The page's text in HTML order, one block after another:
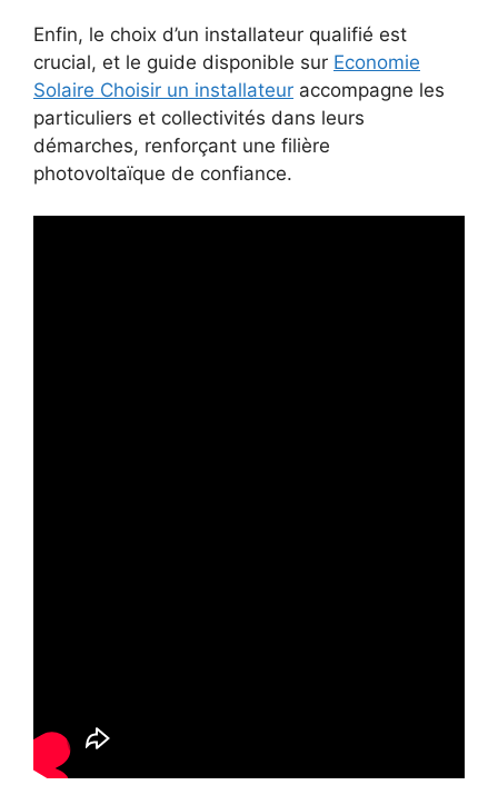
Enfin, le choix d’un installateur qualifié est
crucial, et le guide disponible sur Economie
Solaire Choisir un installateur accompagne les
particuliers et collectivités dans leurs
démarches, renforçant une filière
photovoltaïque de confiance.